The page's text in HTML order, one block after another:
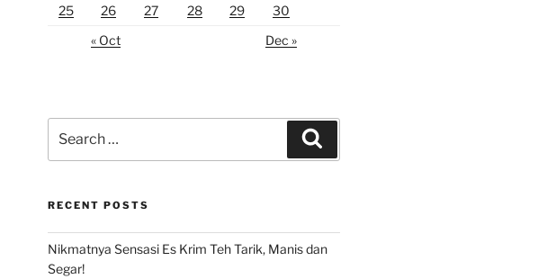
25
26 27 28 29
30
« Oct
Dec »
for:
RECENT POSTS
Nikmatnya Sensasi Es Krim Teh Tarik, Manis dan
Segar!